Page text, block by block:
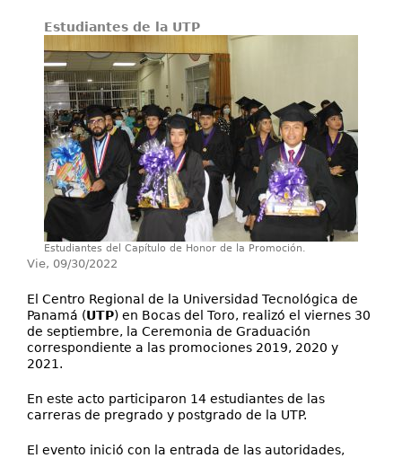
Proyectos / Extensión
Servicios
Investigación
Estudiantes de la UTP
Estudiantes del Capítulo de Honor de la Promoción.
Vie, 09/30/2022
El Centro Regional de la Universidad Tecnológica de
Panamá (UTP) en Bocas del Toro, realizó el viernes 30
de septiembre, la Ceremonia de Graduación
correspondiente a las promociones 2019, 2020 y
2021.
En este acto participaron 14 estudiantes de las
carreras de pregrado y postgrado de la UTP.
El evento inició con la entrada de las autoridades,